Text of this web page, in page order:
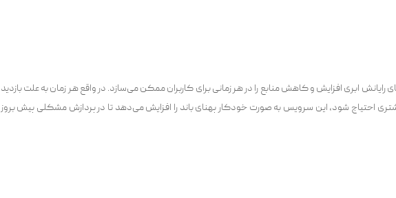
ابری افزایش و کاهش منابع را در هر زمانی برای کاربران ممکن می‌سازد. در واقع هر زمان به علت بازدید
احتیاج شود، این سرویس به صورت خودکار پهنای باند را افزایش می‌دهد تا در پردازش مشکلی پیش بروز